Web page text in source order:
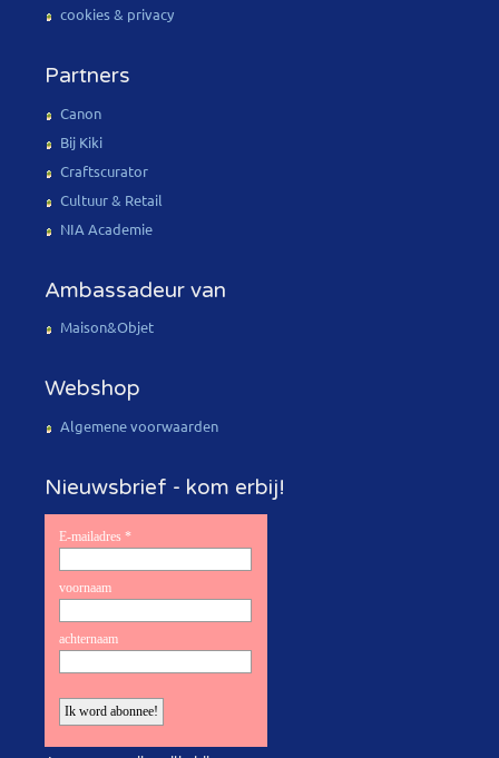
cookies & privacy
Partners
Canon
Bij Kiki
Craftscurator
Cultuur & Retail
NIA Academie
Ambassadeur van
Maison&Objet
Webshop
Algemene voorwaarden
Nieuwsbrief - kom erbij!